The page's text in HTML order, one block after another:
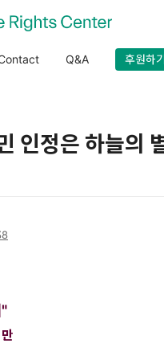
Q&A 후원하기
인정은 하늘의